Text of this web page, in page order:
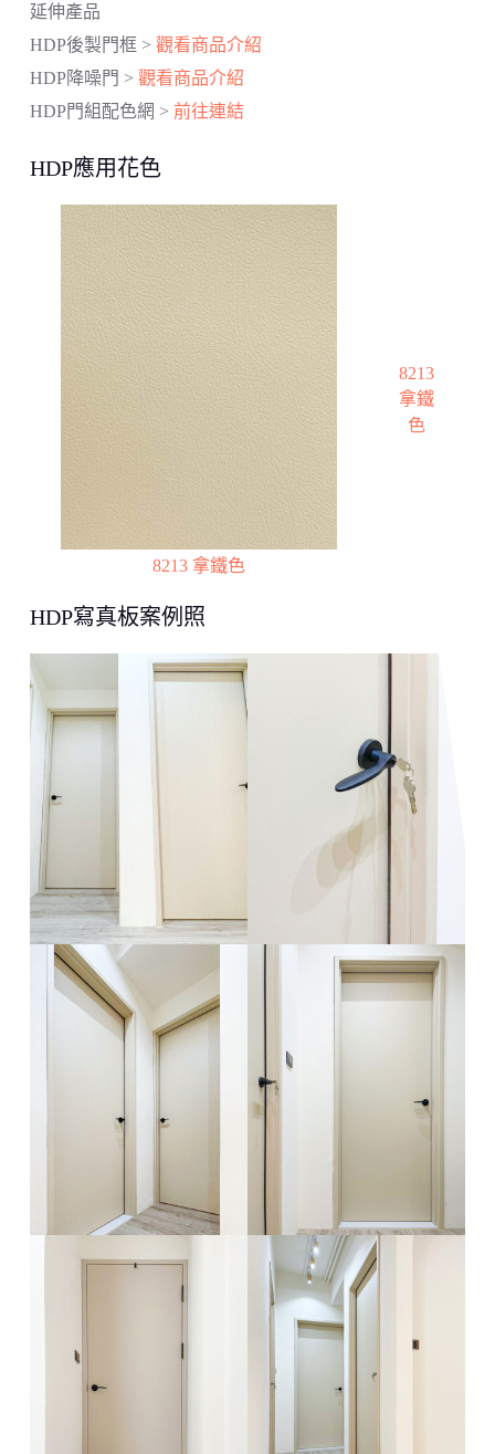
延伸產品
HDP後製門框 > 觀看商品介紹
HDP降噪門 > 觀看商品介紹
HDP門組配色網 > 前往連結
HDP應用花色
8213 拿鐵色
8213
拿鐵
色
HDP寫真板案例照